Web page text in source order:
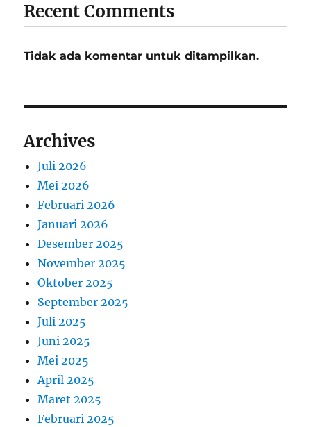
Recent Comments
Tidak ada komentar untuk ditampilkan.
Archives
Juli 2026
Mei 2026
Februari 2026
Januari 2026
Desember 2025
November 2025
Oktober 2025
September 2025
Juli 2025
Juni 2025
Mei 2025
April 2025
Maret 2025
Februari 2025